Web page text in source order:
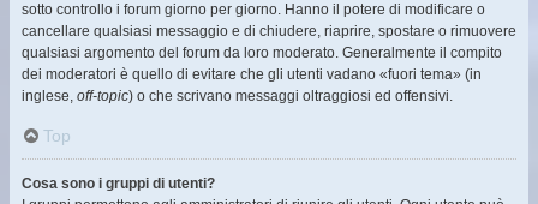
sotto controllo i forum giorno per giorno. Hanno il potere di modificare o
cancellare qualsiasi messaggio e di chiudere, riaprire, spostare o rimuovere
qualsiasi argomento del forum da loro moderato. Generalmente il compito
dei moderatori è quello di evitare che gli utenti vadano «fuori tema» (in
inglese, off-topic) o che scrivano messaggi oltraggiosi ed offensivi.
Top
Cosa sono i gruppi di utenti?